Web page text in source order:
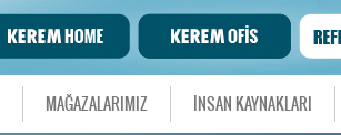
MAĞAZALARIMIZ İNSAN KAYNAKLARI